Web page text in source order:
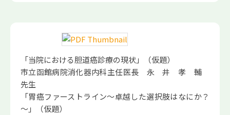
「当院における胆道癌診療の現状」（仮題）
市立函館病院消化器内科主任医長 永 井 孝 輔
先生
「胃癌ファーストライン～卓越した選択肢はなにか？
～」（仮題）